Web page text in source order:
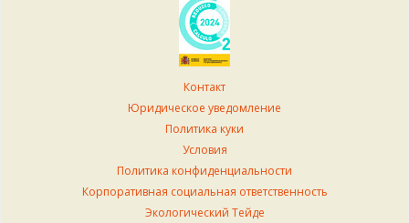
Контакт
Юридическое уведомление
Политика куки
Условия
Политика конфиденциальности
Корпоративная социальная ответственность
Экологический Тейде